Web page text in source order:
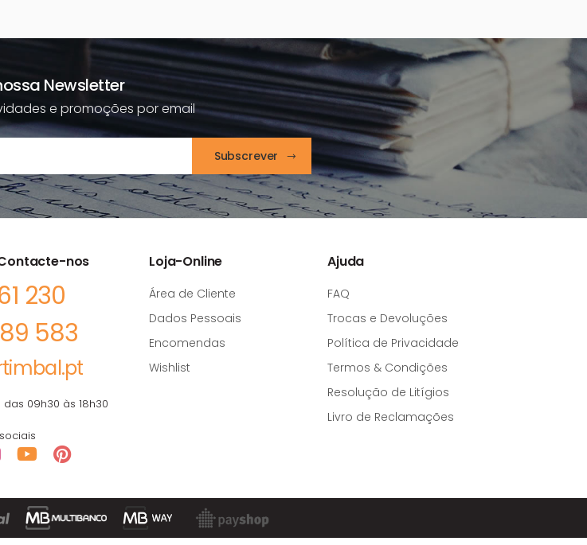
Newsletter
e promoções por email
Subscrever
nos
230
583
09h30 às 18h30
Loja-Online
Área de Cliente
Dados Pessoais
Encomendas
Wishlist
Ajuda
FAQ
Trocas e Devoluções
Política de Privacidade
Termos & Condições
Resolução de Litígios
Livro de Reclamações